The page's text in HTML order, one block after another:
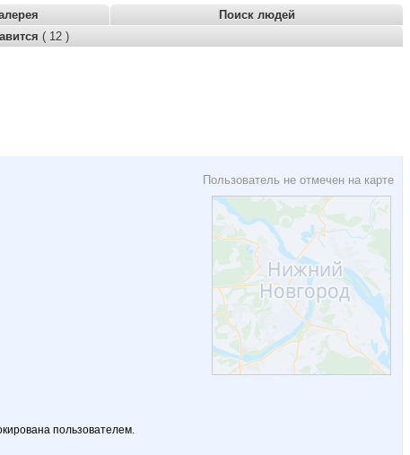
Поиск людей
( 12 )
Пользователь не отмечен на карте
пользователем.